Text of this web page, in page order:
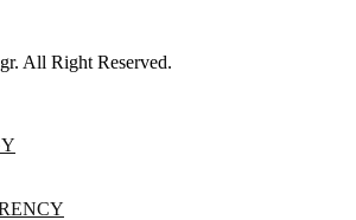
All Right Reserved.